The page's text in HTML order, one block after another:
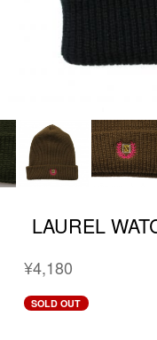
LAUREL
¥4,180
SOLD OUT